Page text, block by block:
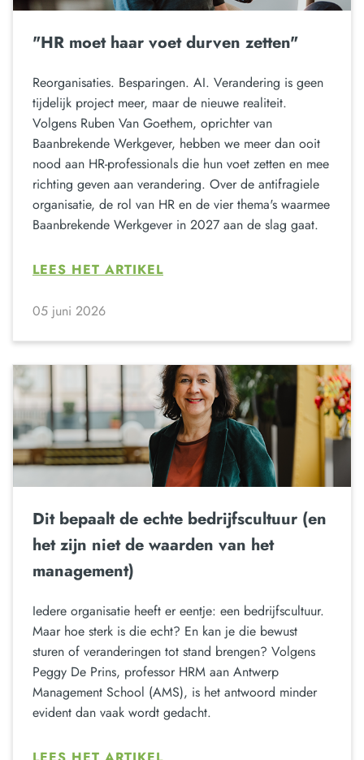
"HR moet haar voet durven zetten"
Reorganisaties. Besparingen. AI. Verandering is geen
tijdelijk project meer, maar de nieuwe realiteit.
Volgens Ruben Van Goethem, oprichter van
Baanbrekende Werkgever, hebben we meer dan ooit
nood aan HR-professionals die hun voet zetten en mee
richting geven aan verandering. Over de antifragiele
organisatie, de rol van HR en de vier thema's waarmee
Baanbrekende Werkgever in 2027 aan de slag gaat.
LEES HET ARTIKEL
05 juni 2026
Dit bepaalt de echte bedrijfscultuur (en
het zijn niet de waarden van het
management)
Iedere organisatie heeft er eentje: een bedrijfscultuur.
Maar hoe sterk is die echt? En kan je die bewust
sturen of veranderingen tot stand brengen? Volgens
Peggy De Prins, professor HRM aan Antwerp
Management School (AMS), is het antwoord minder
evident dan vaak wordt gedacht.